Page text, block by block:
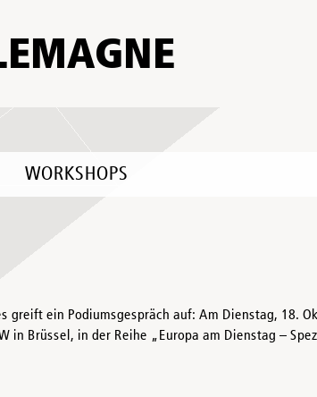
WORKSHOPS
ein Podiumsgespräch auf: Am Dienstag, 18.
Brüssel, in der Reihe „Europa am Dienstag –